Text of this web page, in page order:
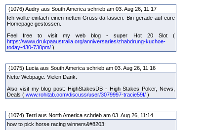
(1076) Audry aus South America schrieb am 03. Aug 26, 11:17
Ich wollte einfach einen netten Gruss da lassen. Bin gerade auf eure
Homepage gestossen.
Feel free to visit my web blog - super Hot 20 Slot (
https://www.drukpaaustralia.org/anniversaries/zhabdrung-kuchoe-
today-430-730pm/ )
(1075) Lucia aus South America schrieb am 03. Aug 26, 11:16
Nette Webpage. Vielen Dank.
Also visit my blog post: HighStakesDB - High Stakes Poker, News,
Deals ( www.rohitab.com/discuss/user/3079997-tracie59f/ )
(1074) Terri aus North America schrieb am 03. Aug 26, 11:14
how to pick horse racing winners&#8203;